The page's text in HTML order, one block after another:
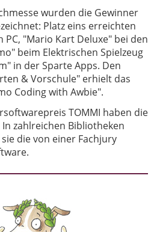
wurden die Gewinner
Platz eins erreichten
"Mario Kart Deluxe" bei den
beim Elektrischen Spielzeug
in der Sparte Apps. Den
& Vorschule" erhielt das
Coding with Awbie".
TOMMI haben die
zahlreichen Bibliotheken
die von einer Fachjury